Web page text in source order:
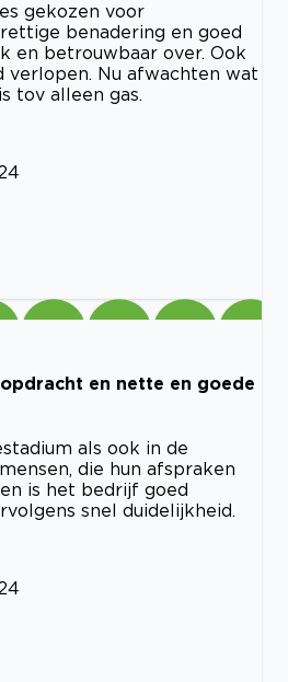
gekozen voor
benadering en goed
en betrouwbaar over. Ook
verlopen. Nu afwachten wat
tov alleen gas.
en nette en goede
als ook in de
die hun afspraken
is het bedrijf goed
snel duidelijkheid.